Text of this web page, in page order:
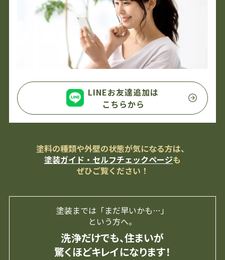
LINEお友達追加は
こちらから
塗料の種類や外壁の状態が気になる方は、
塗装ガイド・セルフチェックページも
ぜひご覧ください！
塗装までは「まだ早いかも…」
という方へ。
洗浄だけでも、住まいが
驚くほどキレイになります！